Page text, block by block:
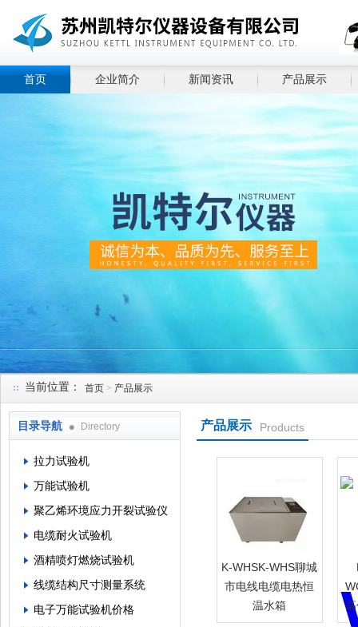
首页 企业简介 新闻资讯 产品展示
当前位置： 首页 > 产品展示
目录导航 Directory
拉力试验机
万能试验机
聚乙烯环境应力开裂试验仪
电缆耐火试验机
酒精喷灯燃烧试验机
线缆结构尺寸测量系统
电子万能试验机价格
产品展示 Products
K-WHSK-WHS聊城
市电线电缆电热恒
温水箱